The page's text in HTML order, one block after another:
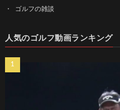
ゴルフの雑談
人気のゴルフ動画ランキング